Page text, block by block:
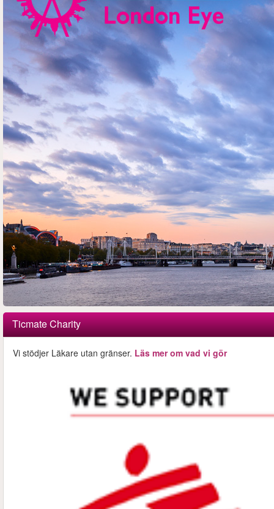
Ticmate Charity
Vi stödjer Läkare utan gränser. Läs mer om vad vi gör